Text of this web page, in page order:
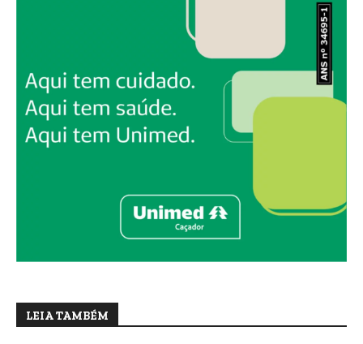
LEIA TAMBÉM